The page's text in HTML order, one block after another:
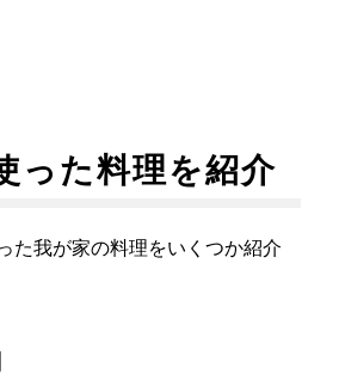
った料理を紹介
た我が家の料理をいくつか紹介